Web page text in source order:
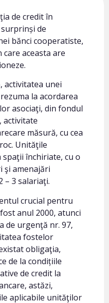
de credit în
de
bănci cooperatiste,
aceasta are
activitatea unei
la acordarea
asociaţi, din fondul
activitate
măsură, cu cea
Unităţile
închiriate, cu o
şi amenajări
– 3 salariaţi.
crucial pentru
anul 2000, atunci
de urgenţă nr. 97,
fostelor
obligaţia,
de la condițiile
de credit la
astăzi,
aplicabile unităţilor